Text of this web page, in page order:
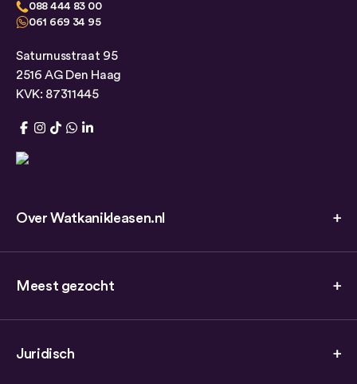
088 444 83 00
061 669 34 95
Saturnusstraat 95
2516 AG Den Haag
KVK: 87311445
Over Watkanikleasen.nl
Meest gezocht
Juridisch